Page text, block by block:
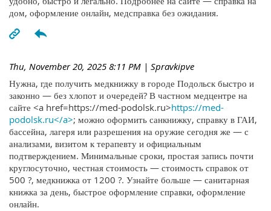
дом, оформление онлайн, медсправка без ожидания.
Thu, November 20, 2025 8:11 PM | Spravkipve
Нужна, где получить медкнижку в городе Подольск быстро и
законно — без хлопот и очередей? В частном медцентре на
сайте <a href=https://med-podolsk.ru>https://med-
podolsk.ru</a>; можно оформить санкнижку, справку в ГАИ,
бассейна, лагеря или разрешения на оружие сегодня же — с
анализами, визитом к терапевту и официальным
подтверждением. Минимальные сроки, простая запись почти
круглосуточно, честная стоимость — стоимость справок от
500 ?, медкнижка от 1200 ?. Узнайте больше — санитарная
книжка за день, быстрое оформление справки, оформление
онлайн.